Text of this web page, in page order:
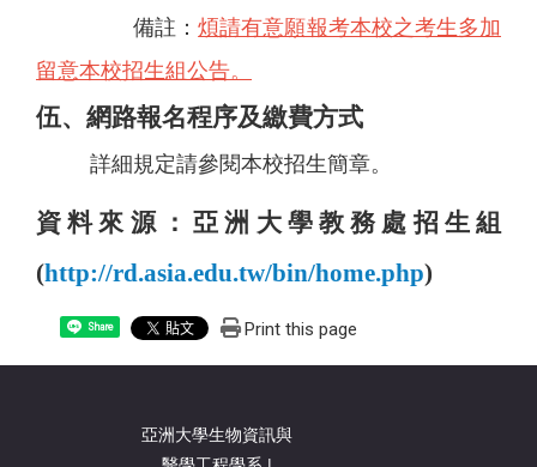
備註：煩請有意願報考本校之考生多加
留意本校招生組公告。
伍、網路報名程序及繳費方式
詳細規定請參閱本校招生簡章。
資料來源：亞洲大學教務處招生組
(http://rd.asia.edu.tw/bin/home.php)
Share Print this page
亞洲大學生物資訊與